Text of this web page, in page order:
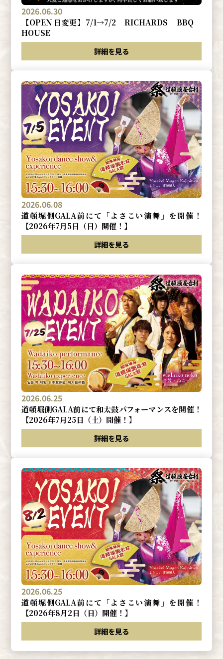
2026.06.30
【OPEN日変更】7/1→7/2 RICHARDS BBQ
HOUSE
詳細を見る
2026.06.08
道頓堀側GALA前にて「よさこい演舞」を開催！
【2026年7月5日（日）開催！】
詳細を見る
2026.06.25
道頓堀側GALA前にて和太鼓パフォーマンスを開催！
【2026年7月25日（土）開催！】
詳細を見る
2026.06.25
道頓堀側GALA前にて「よさこい演舞」を開催！
【2026年8月2日（日）開催！】
詳細を見る